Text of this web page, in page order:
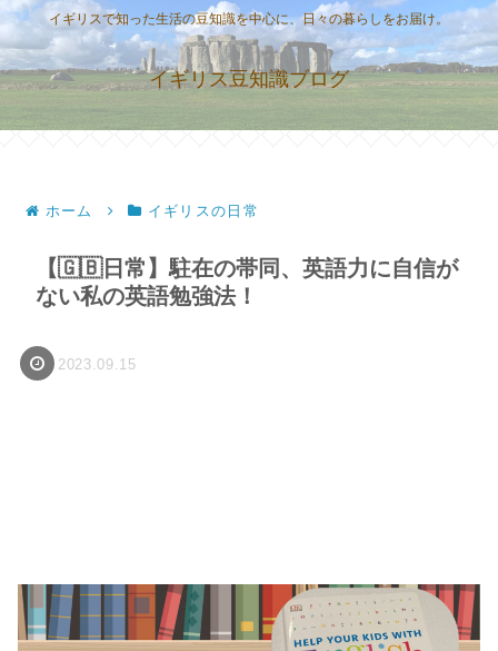
イギリスで知った生活の豆知識を中心に、日々の暮らしをお届け。
イギリス豆知識ブログ
ホーム イギリスの日常
【🇬🇧日常】駐在の帯同、英語力に自信が
ない私の英語勉強法！
2023.09.15